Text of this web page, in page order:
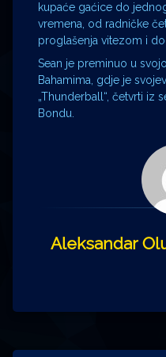
kupaće gaćice do
vremena, od radničke
proglašenja vitezom i
Sean je preminuo u
Bahamima, gdje je
„Thunderball“, četvrti iz
Bondu.
Aleksandar